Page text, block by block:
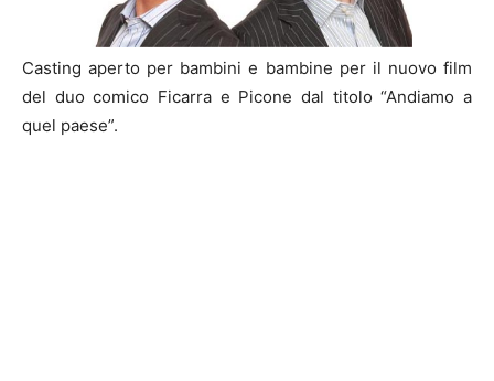
Casting aperto per bambini e bambine per il nuovo film
del duo comico Ficarra e Picone dal titolo “Andiamo a
quel paese”.